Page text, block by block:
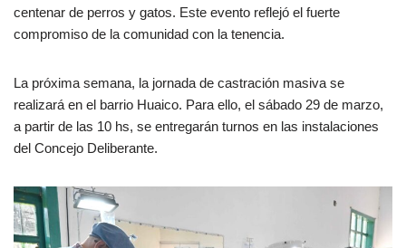
centenar de perros y gatos. Este evento reflejó el fuerte
compromiso de la comunidad con la tenencia.
La próxima semana, la jornada de castración masiva se
realizará en el barrio Huaico. Para ello, el sábado 29 de marzo,
a partir de las 10 hs, se entregarán turnos en las instalaciones
del Concejo Deliberante.